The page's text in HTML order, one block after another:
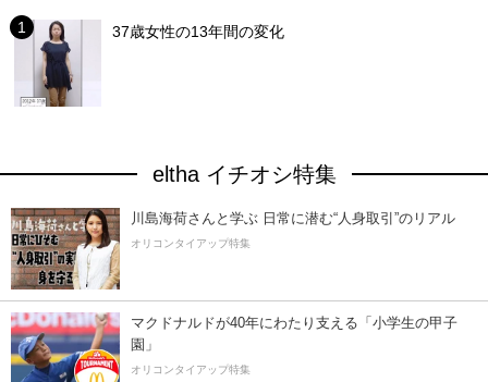
37歳女性の13年間の変化
eltha イチオシ特集
川島海荷さんと学ぶ 日常に潜む“人身取引”のリアル
オリコンタイアップ特集
マクドナルドが40年にわたり支える「小学生の甲子
園」
オリコンタイアップ特集